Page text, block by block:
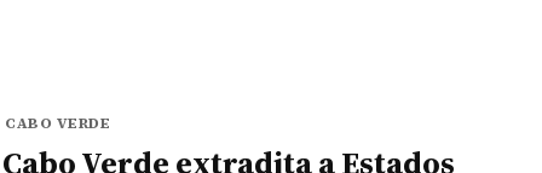
CABO VERDE
Cabo Verde extradita a Estados